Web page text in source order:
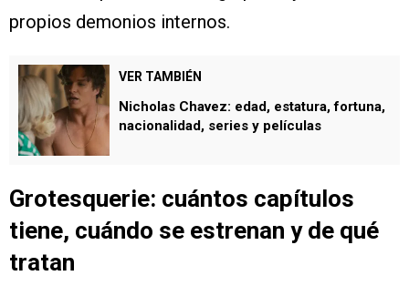
propios demonios internos.
VER TAMBIÉN
Nicholas Chavez: edad, estatura, fortuna,
nacionalidad, series y películas
Grotesquerie: cuántos capítulos
tiene, cuándo se estrenan y de qué
tratan